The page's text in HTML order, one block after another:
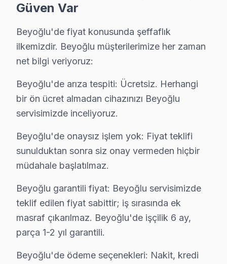
Beyoğlu'da Karaköy mahallesi için Techwood TV tamir
Karaköy Techwood Açılmıyor Arıza →
Kaptanpaşa Techwood Servis
Beyoğlu'da Kaptanpaşa mahallesi için Techwood TV
Katip Mustafa Çelebi'den gelen Techwood TV arızaları
Katip Mustafa Çelebi Techwood Anakart Tamiri →
Keçeci Piri'deki Techwood TV kullanıcılarına ikinci el
Kemankeş Karamustafapaşa Techwood Servis
Güven Var
Beyoğlu'de fiyat konusunda şeffaflık
ilkemizdir. Beyoğlu müşterilerimize her zaman
net bilgi veriyoruz:
Beyoğlu'de arıza tespiti: Ücretsiz. Herhangi
bir ön ücret almadan cihazınızı Beyoğlu
servisimizde inceliyoruz.
Beyoğlu'de onaysız işlem yok: Fiyat teklifi
sunulduktan sonra siz onay vermeden hiçbir
müdahale başlatılmaz.
Beyoğlu garantili fiyat: Beyoğlu servisimizde
teklif edilen fiyat sabittir; iş sırasında ek
masraf çıkarılmaz. Beyoğlu'de işçilik 6 ay,
parça 1-2 yıl garantili.
Beyoğlu'de ödeme seçenekleri: Nakit, kredi